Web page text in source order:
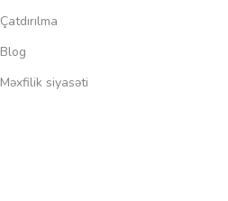
Çatdırılma
Blog
Məxfilik siyasəti